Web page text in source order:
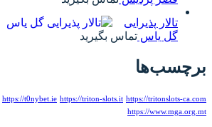
تالار پذیرایی
گل یاس تماس بگیرید
برچسب‌ها
https://t0nybet.ie https://triton-slots.it https://tritonslots-ca.com
https://www.mga.org.mt